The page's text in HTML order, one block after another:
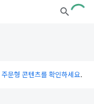
주문형 콘텐츠를 확인하세요.